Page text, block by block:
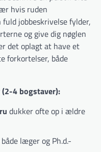
hvis ruden
jobbeskrivelse fylder,
og give dig nøglen
det oplagt at have et
forkortelser, både
4 bogstaver):
dukker ofte op i ældre
læger og Ph.d.-